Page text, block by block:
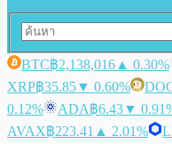
BTC฿2,138,016 ▲ 0.30%
XRP฿35.85▼ 0.60%
0.12%
ADA฿6.43▼
AVAX฿223.41 ▲ 2.01%